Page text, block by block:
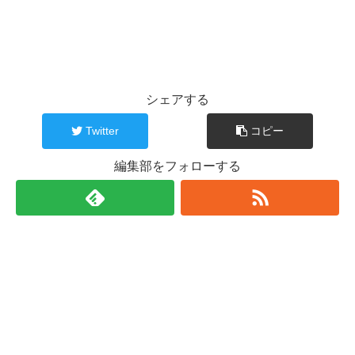
シェアする
Twitter コピー
編集部をフォローする